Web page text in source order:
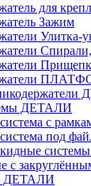
для
Зажим
Улитка-
ДЕТАЛИ
с
система под
c
ДЕТАЛИ